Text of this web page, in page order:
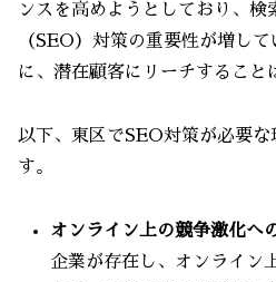
ンスを高めようとしており、検
（SEO）対策の重要性が増し
に、潜在顧客にリーチすること
以下、東区でSEO対策が必要な
す。
オンライン上の競争激化へ
企業が存在し、オンライン